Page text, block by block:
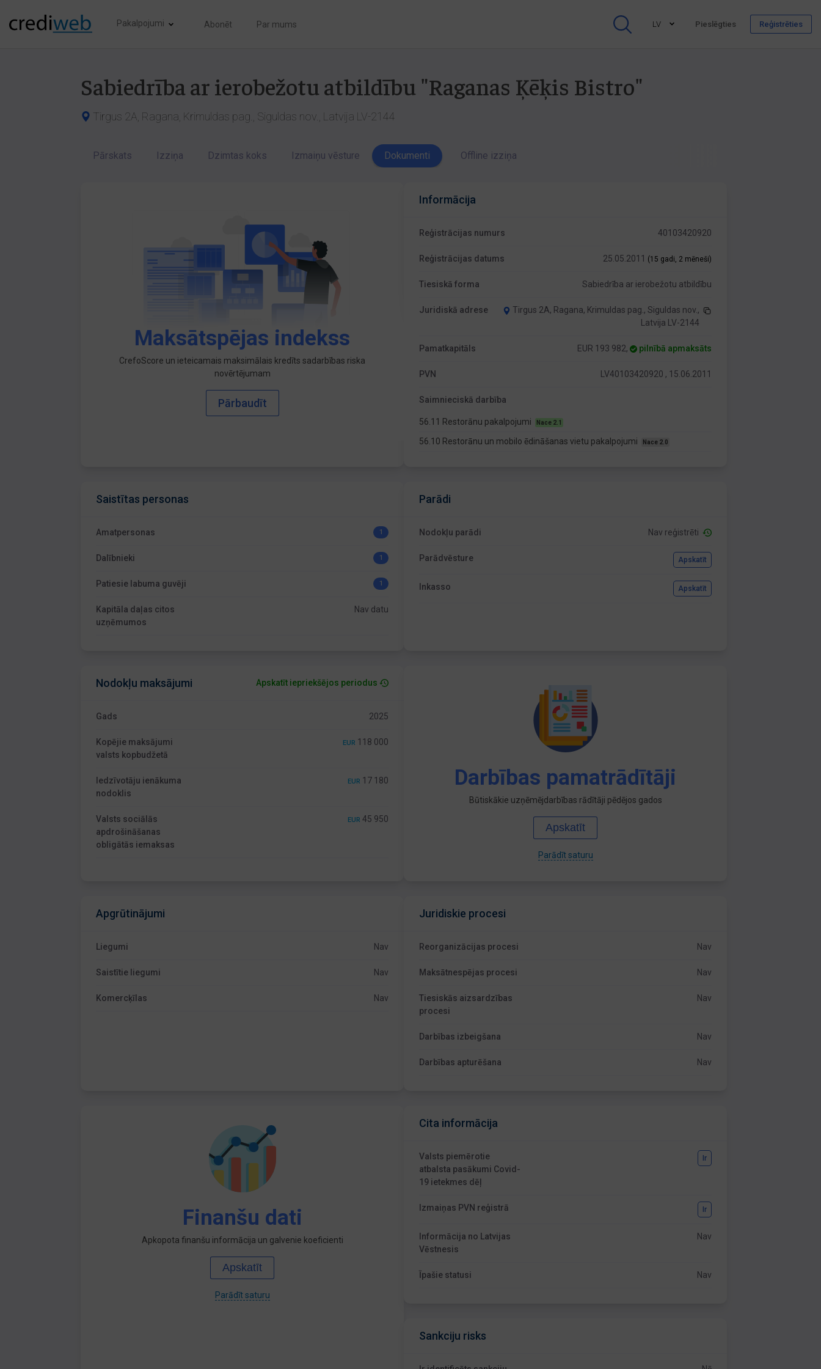
Pakalpojumi Abonēt Par mums LV Pieslēgties Reģistrēties
Sabiedrība ar ierobežotu atbildību "Raganas Ķēķis Bistro"
Tirgus 2A, Ragana, Krimuldas pag., Siguldas nov., Latvija LV-2144
Pārskats Izziņa Dzimtas koks Izmaiņu vēsture Dokumenti Offline izziņa
Maksātspējas indekss
CrefoScore un ieteicamais maksimālais kredīts sadarbības riska
novērtējumam
Pārbaudīt
Informācija
Reģistrācijas numurs 40103420920
Reģistrācijas datums 25.05.2011 (15 gadi, 2 mēneši)
Tiesiskā forma Sabiedrība ar ierobežotu atbildību
Juridiskā adrese
Tirgus 2A, Ragana, Krimuldas pag., Siguldas nov.,
Latvija LV-2144
Pamatkapitāls EUR 193 982, pilnībā apmaksāts
PVN LV40103420920 , 15.06.2011
Saimnieciskā darbība
56.11 Restorānu pakalpojumi Nace 2.1
56.10 Restorānu un mobilo ēdināšanas vietu pakalpojumi Nace 2.0
Saistītas personas
Amatpersonas 1
Dalībnieki 1
Patiesie labuma guvēji 1
Kapitāla daļas citos
uzņēmumos
Nav datu
Parādi
Nodokļu parādi Nav reģistrēti
Parādvēsture Apskatīt
Inkasso Apskatīt
Nodokļu maksājumi Apskatīt iepriekšējos periodus
Gads 2025
Kopējie maksājumi
valsts kopbudžetā
EUR 118 000
Iedzīvotāju ienākuma
nodoklis
EUR 17 180
Valsts sociālās
apdrošināšanas
obligātās iemaksas
EUR 45 950
Darbības pamatrādītāji
Būtiskākie uzņēmējdarbības rādītāji pēdējos gados
Apskatīt
Parādīt saturu
Apgrūtinājumi
Liegumi Nav
Saistītie liegumi Nav
Komercķīlas Nav
Juridiskie procesi
Reorganizācijas procesi Nav
Maksātnespējas procesi Nav
Tiesiskās aizsardzības
procesi
Nav
Darbības izbeigšana Nav
Darbības apturēšana Nav
Finanšu dati
Apkopota finanšu informācija un galvenie koeficienti
Apskatīt
Parādīt saturu
Cita informācija
Valsts piemērotie
atbalsta pasākumi Covid-
19 ietekmes dēļ
Ir
Izmaiņas PVN reģistrā Ir
Informācija no Latvijas
Vēstnesis
Nav
Īpašie statusi Nav
Sankciju risks